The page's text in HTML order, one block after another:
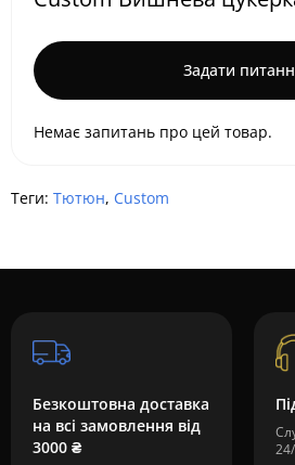
Задати
Немає запитань про цей товар.
Теги: Тютюн, Custom
Безкоштовна доставка
на всі замовлення від
3000 ₴